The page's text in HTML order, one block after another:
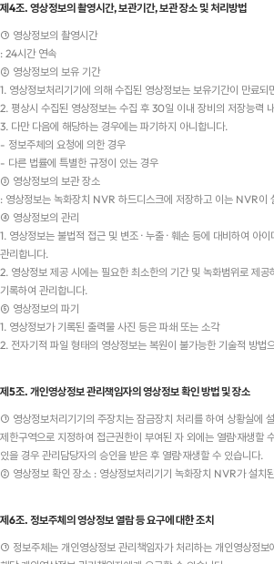
제4조. 영상정보의 촬영시간, 보관기간, 보관 장소 및 처리방법
① 영상정보의 촬영시간
: 24시간 연속
② 영상정보의 보유 기간
1. 영상정보처리기기에 의해 수집된 영상정보는 보유기간이 만료되
2. 평상시 수집된 영상정보는 수집 후 30일 이내 장비의 저장능력
3. 다만 다음에 해당하는 경우에는 파기하지 아니합니다.
- 정보주체의 요청에 의한 경우
- 다른 법률에 특별한 규정이 있는 경우
③ 영상정보의 보관 장소
: 영상정보는 녹화장치 NVR 하드디스크에 저장하고 이는 NVR이
④ 영상정보의 관리
1. 영상정보는 불법적 접근 및 변조 · 누출 · 훼손 등에 대비하여 아
관리합니다.
2. 영상정보 제공 시에는 필요한 최소한의 기간 및 녹화범위로 제공
기록하여 관리합니다.
⑤ 영상정보의 파기
1. 영상정보가 기록된 출력물 사진 등은 파쇄 또는 소각
2. 전자기적 파일 형태의 영상정보는 복원이 불가능한 기술적 방법
제5조. 개인영상정보 관리책임자의 영상정보 확인 방법 및 장소
① 영상정보처리기기의 주장치는 잠금장치 처리를 하여 상황실에
제한구역으로 지정하여 접근권한이 부여된 자 외에는 열람·재생할
있을 경우 관리담당자의 승인을 받은 후 열람·재생할 수 있습니다.
② 영상정보 확인 장소 : 영상정보처리기기 녹화장치 NVR가 설치
제6조. 정보주체의 영상정보 열람 등 요구에 대한 조치
① 정보주체는 개인영상정보 관리책임자가 처리하는 개인영상정보